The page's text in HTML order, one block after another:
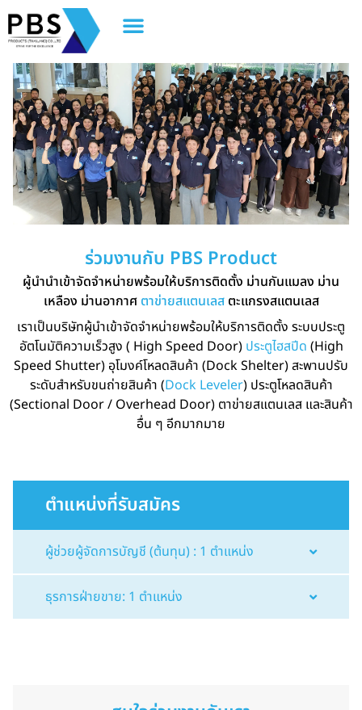
ร่วมงานกับ PBS Product
ผู้นำนำเข้าจัดจำหน่ายพร้อมให้บริการติดตั้ง ม่านกันแมลง ม่าน
เหลือง ม่านอากาศ ตาข่ายสแตนเลสตะแกรงสแตนเลส
เราเป็นบริษัทผู้นำเข้าจัดจำหน่ายพร้อมให้บริการติดตั้ง ระบบประตู
อัตโนมัติความเร็วสูง ( High Speed Door) ประตูไฮสปีด (High
Speed Shutter) อุโมงค์โหลดสินค้า (Dock Shelter) สะพานปรับ
ระดับสำหรับขนถ่ายสินค้า (Dock Leveler) ประตูโหลดสินค้า
(Sectional Door / Overhead Door) ตาข่ายสแตนเลส และสินค้า
อื่น ๆ อีกมากมาย
ตำแหน่งที่รับสมัคร
ผู้ช่วยผู้จัดการบัญชี (ต้นทุน) : 1 ตำแหน่ง
ธุรการฝ่ายขาย: 1 ตำแหน่ง